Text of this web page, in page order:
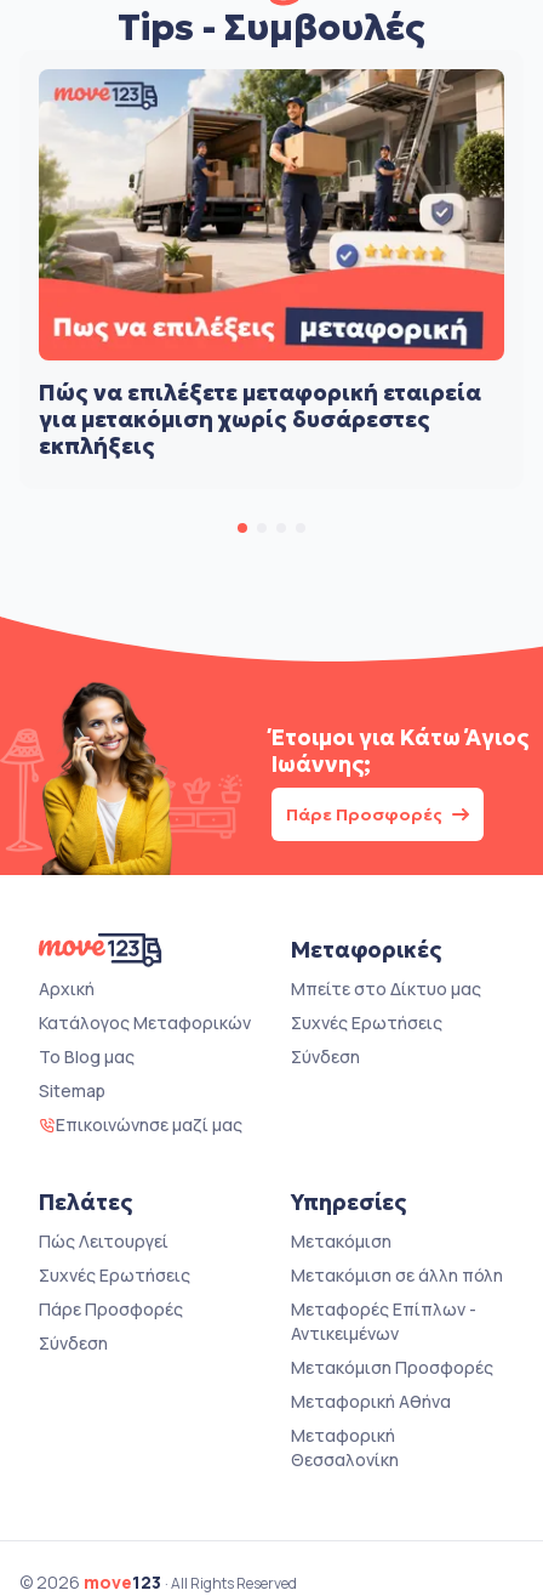
Tips - Συμβουλές
Πώς να επιλέξετε μεταφορική εταιρεία
για μετακόμιση χωρίς δυσάρεστες
εκπλήξεις
Έτοιμοι για Κάτω Άγιος
Ιωάννης;
Πάρε Προσφορές
Αρχική
Κατάλογος Μεταφορικών
Το Blog μας
Sitemap
Επικοινώνησε μαζί μας
Μεταφορικές
Μπείτε στο Δίκτυο μας
Συχνές Ερωτήσεις
Σύνδεση
Πελάτες
Πώς Λειτουργεί
Συχνές Ερωτήσεις
Πάρε Προσφορές
Σύνδεση
Υπηρεσίες
Μετακόμιση
Μετακόμιση σε άλλη πόλη
Μεταφορές Επίπλων -
Αντικειμένων
Μετακόμιση Προσφορές
Μεταφορική Αθήνα
Μεταφορική
Θεσσαλονίκη
© 2026 move123 · All Rights Reserved